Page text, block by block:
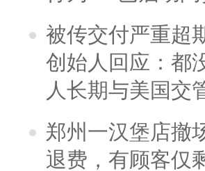
被传交付严重超
创始人回应：都
人长期与美国交
郑州一汉堡店撤
退费，有顾客仅